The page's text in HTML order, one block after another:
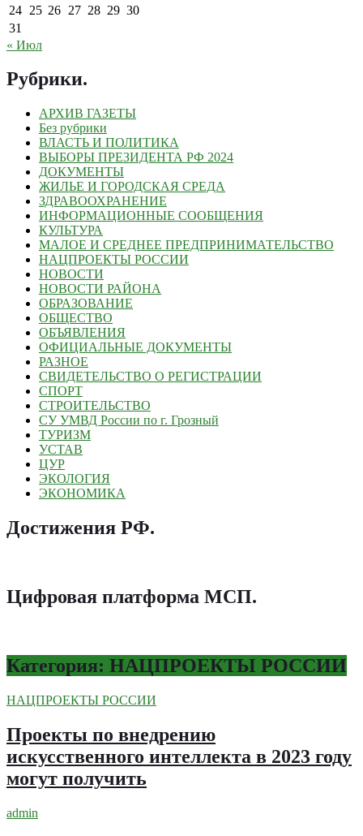
24 25 26 27 28 29 30
31
« Июл
Рубрики.
АРХИВ ГАЗЕТЫ
Без рубрики
ВЛАСТЬ И ПОЛИТИКА
ВЫБОРЫ ПРЕЗИДЕНТА РФ 2024
ДОКУМЕНТЫ
ЖИЛЬЕ И ГОРОДСКАЯ СРЕДА
ЗДРАВООХРАНЕНИЕ
ИНФОРМАЦИОННЫЕ СООБЩЕНИЯ
КУЛЬТУРА
МАЛОЕ И СРЕДНЕЕ ПРЕДПРИНИМАТЕЛЬСТВО
НАЦПРОЕКТЫ РОССИИ
НОВОСТИ
НОВОСТИ РАЙОНА
ОБРАЗОВАНИЕ
ОБЩЕСТВО
ОБЪЯВЛЕНИЯ
ОФИЦИАЛЬНЫЕ ДОКУМЕНТЫ
РАЗНОЕ
СВИДЕТЕЛЬСТВО О РЕГИСТРАЦИИ
СПОРТ
СТРОИТЕЛЬСТВО
СУ УМВД России по г. Грозный
ТУРИЗМ
УСТАВ
ЦУР
ЭКОЛОГИЯ
ЭКОНОМИКА
Достижения РФ.
Цифровая платформа МСП.
Категория: НАЦПРОЕКТЫ РОССИИ
НАЦПРОЕКТЫ РОССИИ
Проекты по внедрению
искусственного интеллекта в 2023 году
могут получить
admin